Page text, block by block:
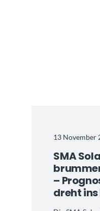
13 November
SMA
–
dreht ins